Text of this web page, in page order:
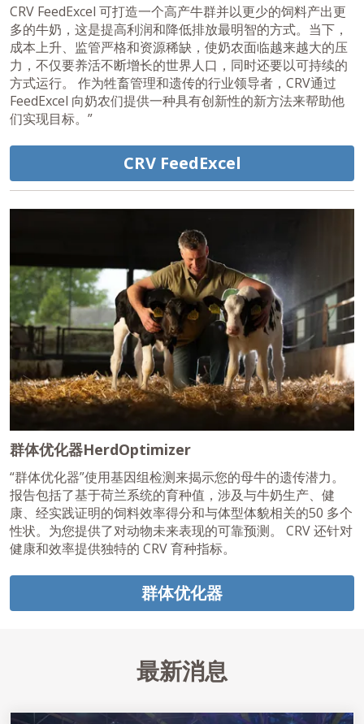
CRV FeedExcel 可打造一个高产牛群并以更少的饲料产出更
多的牛奶，这是提高利润和降低排放最明智的方式。当下，
成本上升、监管严格和资源稀缺，使奶农面临越来越大的压
力，不仅要养活不断增长的世界人口，同时还要以可持续的
方式运行。 作为牲畜管理和遗传的行业领导者，CRV通过
FeedExcel 向奶农们提供一种具有创新性的新方法来帮助他
们实现目标。”
CRV FeedExcel
群体优化器HerdOptimizer
“群体优化器”使用基因组检测来揭示您的母牛的遗传潜力。
报告包括了基于荷兰系统的育种值，涉及与牛奶生产、健
康、经实践证明的饲料效率得分和与体型体貌相关的50 多个
性状。为您提供了对动物未来表现的可靠预测。 CRV 还针对
健康和效率提供独特的 CRV 育种指标。
群体优化器
最新消息